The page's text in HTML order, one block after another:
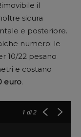
il
sicura
e posteriore.
numero: le
10/22 pesano
e costano
euro.
1 di 2